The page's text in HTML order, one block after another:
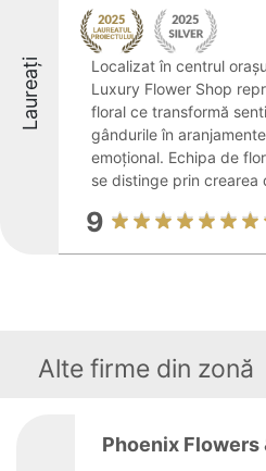
Laureați
Localizat în centrul
Luxury Flower Shop
floral ce transformă
gândurile în
emoțional. Echipa de
se distinge prin crearea
9
Alte firme din zonă
Phoenix Flowers